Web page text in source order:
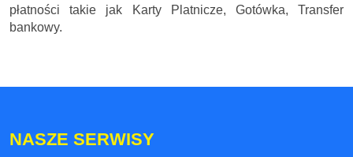
płatności takie jak Karty Platnicze, Gotówka, Transfer
bankowy.
NASZE SERWISY